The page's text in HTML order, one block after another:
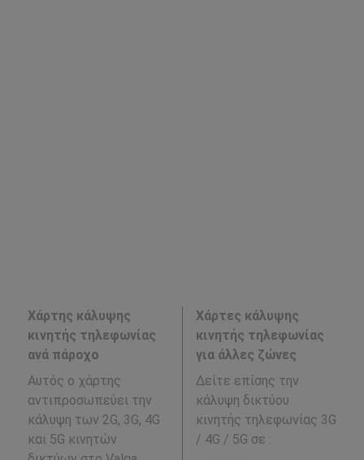
Χάρτης κάλυψης
κινητής τηλεφωνίας
ανά πάροχο
Αυτός ο χάρτης
αντιπροσωπεύει την
κάλυψη των 2G, 3G, 4G
και 5G κινητών
Χάρτες κάλυψης
κινητής τηλεφωνίας
για άλλες ζώνες
Δείτε επίσης την
κάλυψη δικτύου
κινητής τηλεφωνίας 3G
/ 4G / 5G σε :